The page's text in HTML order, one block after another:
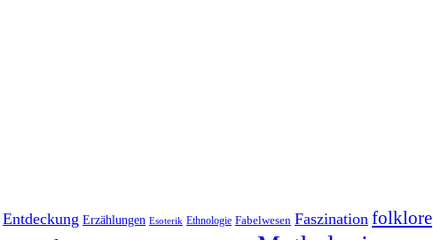
Entdeckung Erzählungen Esoterik Ethnologie Fabelwesen Faszination folklore